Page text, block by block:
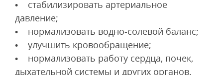
• стабилизировать артериальное
давление;
• нормализовать водно-солевой баланс;
• улучшить кровообращение;
• нормализовать работу сердца, почек,
дыхательной системы и других органов.